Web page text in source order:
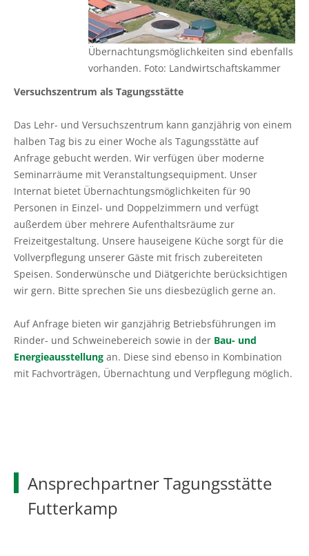
Beratung in Einkommenskombinationen
Beratung zur Hofübergabe
Gemeinsam gegen psychische Belastungen in der
Sozioökonomische Beratung
Vorsorge- und Versicherungsberatung
Mediation und Konfliktberatung
Beratung zur Bilanzierung gemäß
Düngeverordnung
Beratung EG-Wasserrahmenrichtlinie (WRRL)
Pflanzenschutzberatung
Anbauberatung
Grünlandberatung
Beratung in der Tierhaltung
Beratung für den ökologischen Landbau
Ökologischer Landbau
Umwelt- und Gewässerschutz
Landwirtschaftliches Bauen und Energietechnik
Planung und Gutachten
Baumkontrollen
Weihnachtsbaumkulturen
Zierpflanzenbau
Stauden
Garten- und Landschaftsbau
Öffentliches Grün
Golfrasen
Friedhofsgärtnerei
Gemüsebau
Spargelanbau
Obstbau
Haus- und Kleingarten
Thea und Bruno Tietgen Stiftung
Ausbildungsberatung
Fort- und Weiterbildung
Ausbilder und Ausbildungsbetrieb
Lernen durch Erleben
Partner
Einkaufen beim Erzeuger
Haus- und Kleingarten
Garten- und Balkontipps
Übernachtungsmöglichkeiten sind ebenfalls
vorhanden. Foto: Landwirtschaftskammer
Versuchszentrum als Tagungsstätte
Das Lehr- und Versuchszentrum kann ganzjährig von einem
halben Tag bis zu einer Woche als Tagungsstätte auf
Anfrage gebucht werden. Wir verfügen über moderne
Seminarräume mit Veranstaltungsequipment. Unser
Internat bietet Übernachtungsmöglichkeiten für 90
Personen in Einzel- und Doppelzimmern und verfügt
außerdem über mehrere Aufenthaltsräume zur
Freizeitgestaltung. Unsere hauseigene Küche sorgt für die
Vollverpflegung unserer Gäste mit frisch zubereiteten
Speisen. Sonderwünsche und Diätgerichte berücksichtigen
wir gern. Bitte sprechen Sie uns diesbezüglich gerne an.
Auf Anfrage bieten wir ganzjährig Betriebsführungen im
Rinder- und Schweinebereich sowie in der Bau- und
Energieausstellung an. Diese sind ebenso in Kombination
mit Fachvorträgen, Übernachtung und Verpflegung möglich.
Ansprechpartner Tagungsstätte
Futterkamp